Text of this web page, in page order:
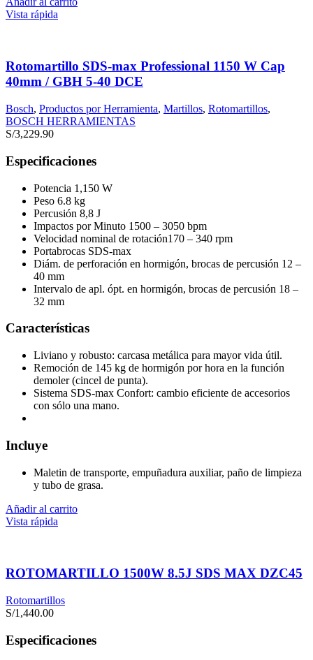
Vista rápida
Rotomartillo SDS-max Professional 1150 W Cap
40mm / GBH 5-40 DCE
Bosch, Productos por Herramienta, Martillos, Rotomartillos,
BOSCH HERRAMIENTAS
S/3,229.90
Especificaciones
Potencia 1,150 W
Peso 6.8 kg
Percusión 8,8 J
Impactos por Minuto 1500 – 3050 bpm
Velocidad nominal de rotación170 – 340 rpm
Portabrocas SDS-max
Diám. de perforación en hormigón, brocas de percusión 12 –
40 mm
Intervalo de apl. ópt. en hormigón, brocas de percusión 18 –
32 mm
Características
Liviano y robusto: carcasa metálica para mayor vida útil.
Remoción de 145 kg de hormigón por hora en la función
demoler (cincel de punta).
Sistema SDS-max Confort: cambio eficiente de accesorios
con sólo una mano.
Incluye
Maletin de transporte, empuñadura auxiliar, paño de limpieza
y tubo de grasa.
Añadir al carrito
Vista rápida
ROTOMARTILLO 1500W 8.5J SDS MAX DZC45
Rotomartillos
S/1,440.00
Especificaciones